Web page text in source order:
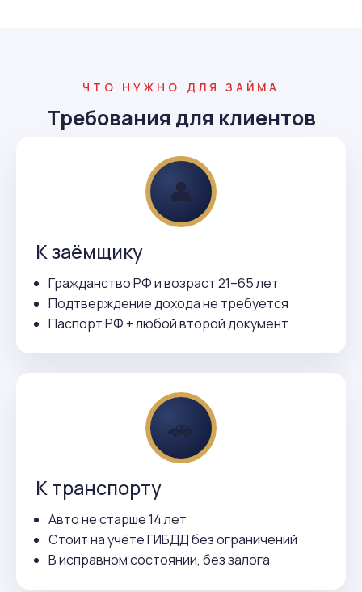
ЧТО НУЖНО ДЛЯ ЗАЙМА
Требования для клиентов
👤
К заёмщику
Гражданство РФ и возраст 21–65 лет
Подтверждение дохода не требуется
Паспорт РФ + любой второй документ
🚗
К транспорту
Авто не старше 14 лет
Стоит на учёте ГИБДД без ограничений
В исправном состоянии, без залога